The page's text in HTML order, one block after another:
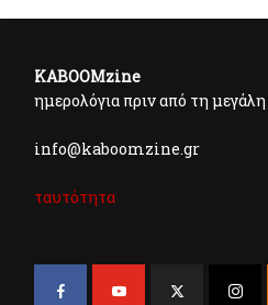
KABOOMzine
ημερολόγια πριν από τη
info@kaboomzine.gr
ταυτότητα